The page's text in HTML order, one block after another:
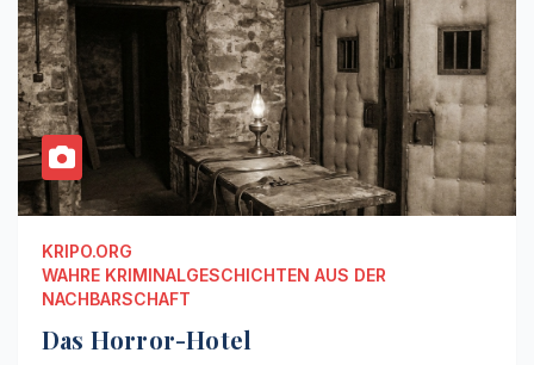
KRIPO.ORG
WAHRE KRIMINALGESCHICHTEN AUS DER
NACHBARSCHAFT
Das Horror-Hotel